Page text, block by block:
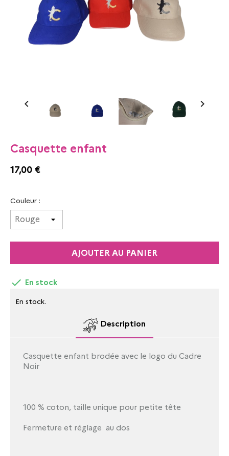
 
Casquette enfant
17,00 €
Couleur :
AJOUTER AU PANIER
 En stock
En stock.
Description
Casquette enfant brodée avec le logo du Cadre
Noir
100 % coton, taille unique pour petite tête
Fermeture et réglage au dos